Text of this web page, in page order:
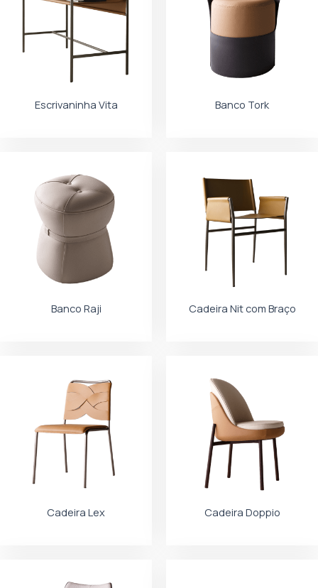
Escrivaninha Vita Banco Tork
Banco Raji Cadeira Nit com Braço
Cadeira Lex Cadeira Doppio